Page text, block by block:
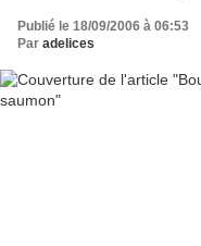
Publié le 18/09/2006 à 06:53
Par adelices